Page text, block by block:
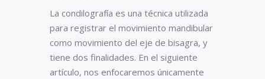
La condilografía es una técnica utilizada
para registrar el movimiento mandibular
como movimiento del eje de bisagra, y
tiene dos finalidades. En el siguiente
artículo, nos enfocaremos únicamente